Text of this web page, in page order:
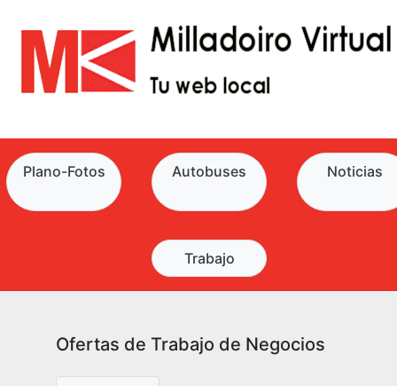
Plano-Fotos Autobuses Noticias
Trabajo
Ofertas de Trabajo de Negocios